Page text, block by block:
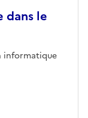
dans le
informatique